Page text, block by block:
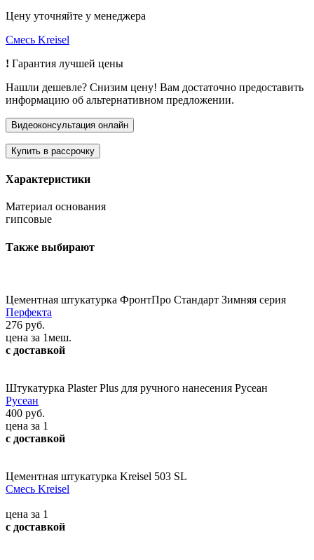
Цену уточняйте у менеджера
Смесь Kreisel
! Гарантия лучшей цены
Нашли дешевле? Снизим цену! Вам достаточно предоставить
информацию об альтернативном предложении.
Характеристики
Материал основания
гипсовые
Также выбирают
Цементная штукатурка ФронтПро Стандарт Зимняя серия
Перфекта
276 руб.
цена за 1меш.
с доставкой
Штукатурка Plaster Plus для ручного нанесения Русеан
Русеан
400 руб.
цена за 1
с доставкой
Цементная штукатурка Kreisel 503 SL
Смесь Kreisel
цена за 1
с доставкой